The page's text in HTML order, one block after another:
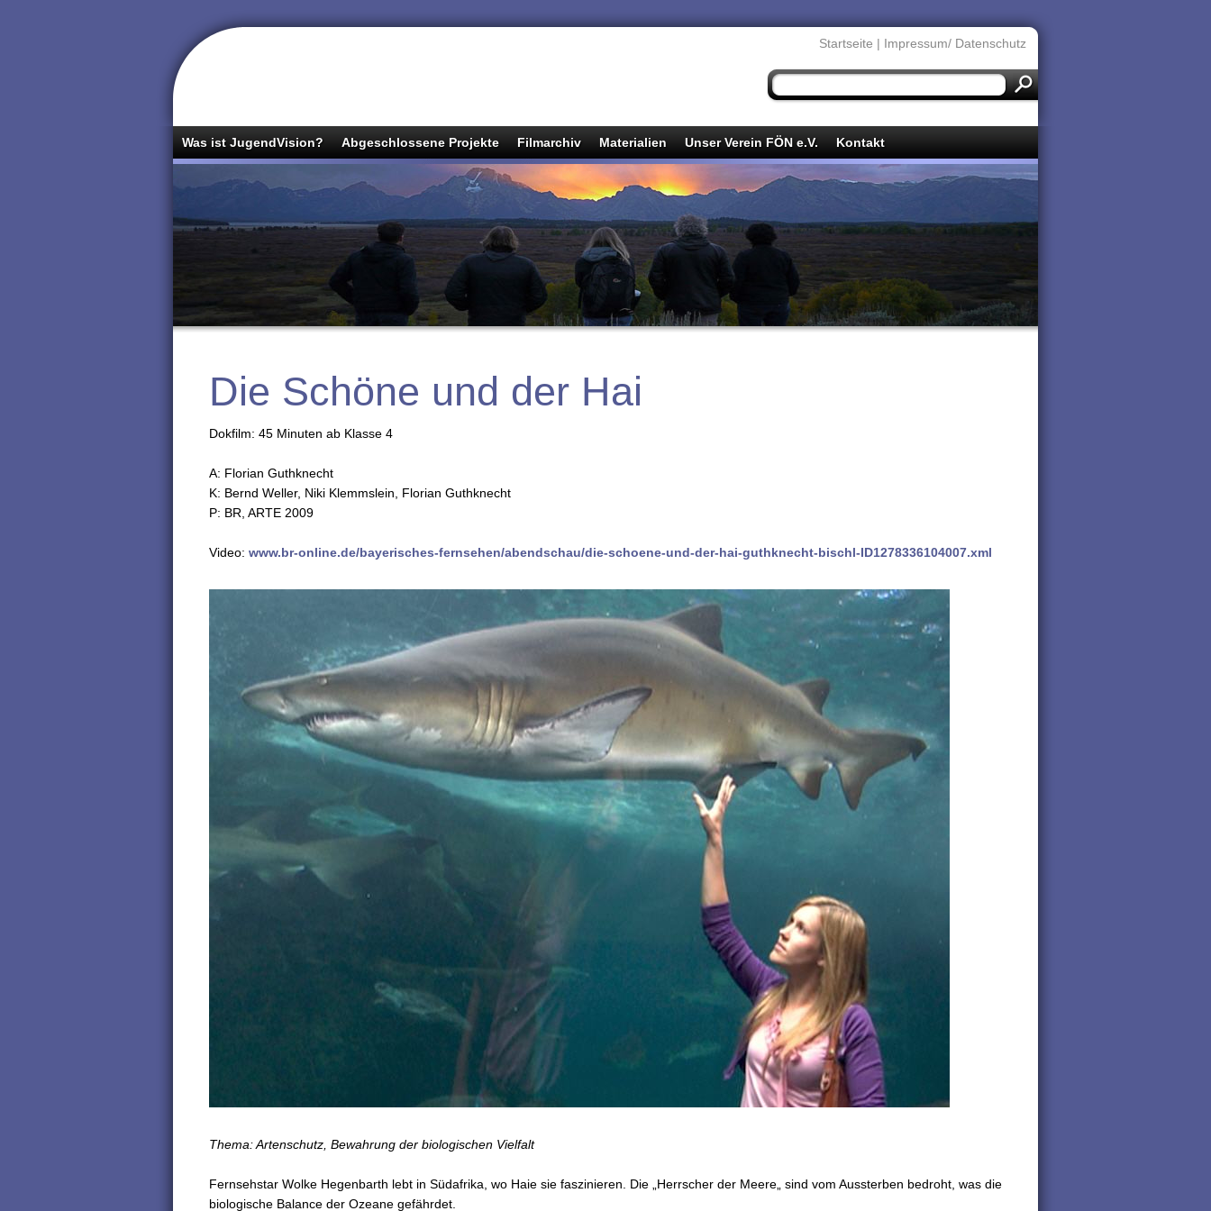
Startseite | Impressum/ Datenschutz
Was ist JugendVision? Abgeschlossene Projekte Filmarchiv Materialien Unser Verein FÖN e.V. Kontakt
Die Schöne und der Hai
Dokfilm: 45 Minuten ab Klasse 4
A: Florian Guthknecht
K: Bernd Weller, Niki Klemmslein, Florian Guthknecht
P: BR, ARTE 2009
Video: www.br-online.de/bayerisches-fernsehen/abendschau/die-schoene-und-der-hai-guthknecht-bischl-ID1278336104007.xml
Thema: Artenschutz, Bewahrung der biologischen Vielfalt
Fernsehstar Wolke Hegenbarth lebt in Südafrika, wo Haie sie faszinieren. Die „Herrscher der Meere„ sind vom Aussterben bedroht, was die
biologische Balance der Ozeane gefährdet.